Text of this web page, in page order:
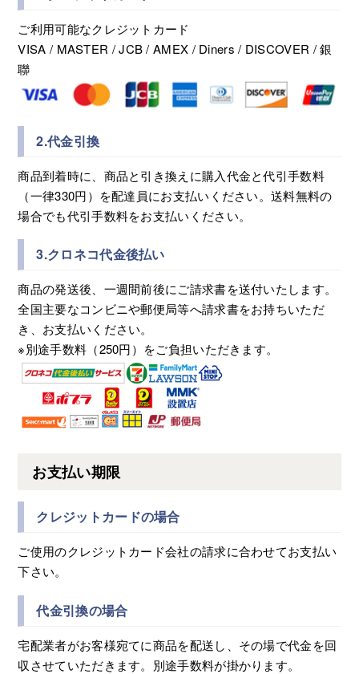
焼酎・スピリッツ
リキュール
ウイスキー
食品・スイーツ
ギフト
ご利用可能なクレジットカード
VISA / MASTER / JCB / AMEX / Diners / DISCOVER / 銀
聯
2.代金引換
商品到着時に、商品と引き換えに購入代金と代引手数料
（一律330円）を配達員にお支払いください。送料無料の
場合でも代引手数料をお支払いください。
3.クロネコ代金後払い
商品の発送後、一週間前後にご請求書を送付いたします。
全国主要なコンビニや郵便局等へ請求書をお持ちいただ
き、お支払いください。
※別途手数料（250円）をご負担いただきます。
お支払い期限
クレジットカードの場合
ご使用のクレジットカード会社の請求に合わせてお支払い
下さい。
代金引換の場合
宅配業者がお客様宛てに商品を配送し、その場で代金を回
収させていただきます。別途手数料が掛かります。